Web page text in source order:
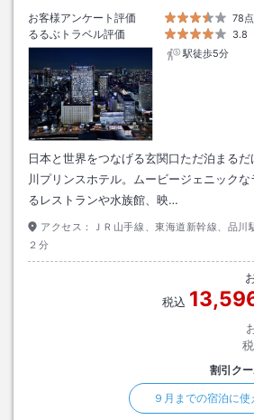
お客様アンケート評価
78点
るるぶトラベル評価
3.8
駅徒歩5分
日本と世界をつなげる玄関口ただ泊まる
川プリンスホテル。ムービージェニック
るレストランや水族館、映…
アクセス：
ＪＲ山手線、東海道新幹線、品
２分
税込
割引ク
９月までの宿泊に